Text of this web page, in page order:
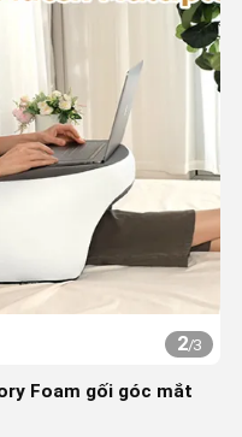
2/3
Foam gối góc mắt